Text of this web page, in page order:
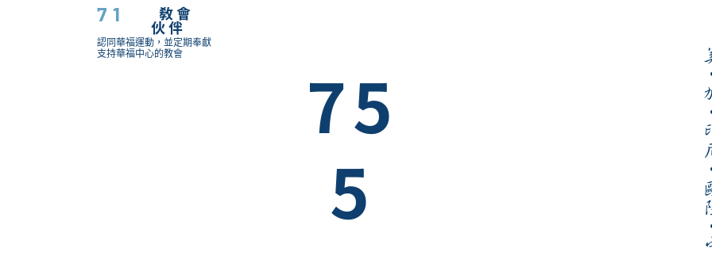
教會
伙伴
71
認同華福運動，並定期奉獻
支持華福中心的教會
75
5